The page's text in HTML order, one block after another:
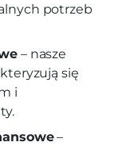
potrzeb
– nasze
się
i
–